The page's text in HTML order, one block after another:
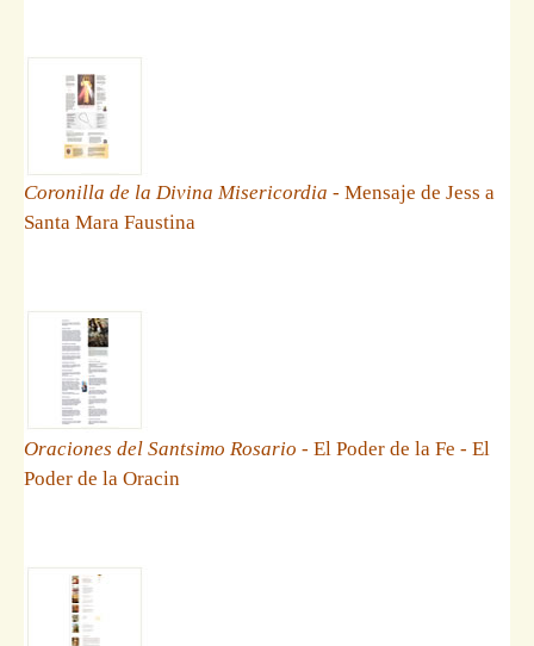
Coronilla de la Divina Misericordia - Mensaje de Jess a
Santa Mara Faustina
Oraciones del Santsimo Rosario - El Poder de la Fe - El
Poder de la Oracin